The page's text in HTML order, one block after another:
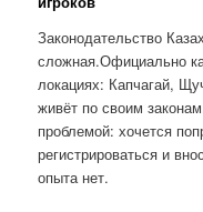
Законодательство
сложная.Официально
локациях: Капчагай,
живёт по своим
проблемой: хочется
регистрироваться и
опыта нет.